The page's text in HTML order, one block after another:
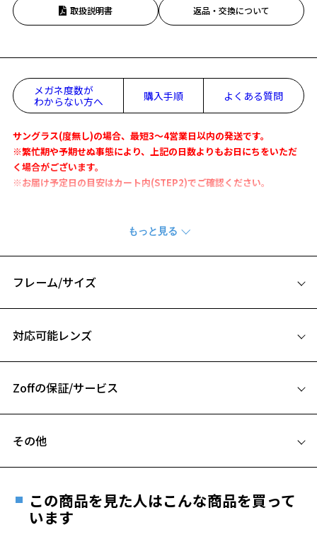
取扱説明書 返品・交換について
メガネ度数が
わからない方へ
購入手順 よくある質問
サングラス(度無し)の場合、最短3～4営業日以内の発送です。
※繁忙期や予期せぬ事態により、上記の日数よりもお日にちをいただ
く場合がございます。
※お届け予定日の目安はカート内(STEP2)でご確認ください。
レンズと同系色で揃え、どの角度から見ても隙の無いかわいさです。
※柄や色味の出方に個体差があり、画像と異なる場合がございます。
サングラスページをみる
※サングラスの度付きは追加料金がかかります。
後、レンズオプションでカラーをお選びください。
品名：サングラス
レンズ枠の材質：ニッケル合金(塗装)
紫外線透過率：0.1%以下 (紫外線カット率：99.9%以上)
レンズカラー：アンドラB / ブラウン系
使用上の注意：高温のところに置いたり、傷をつけるような金属と一
フレーム/サイズ
B ブリッジ(鼻部分)の横幅：21mm
対応可能レンズ
フレームとレンズの合計料金を知りたい方へ
Zoffの保証/サービス
安心1 フレーム１年間品質保証
その他
ご希望のお客さまは、「レンズ交換券」をお選びのうえ、
最寄りのZoff実店舗にてレンズをお買い求めください。
※サングラスやパッケージ品では「レンズ交換券」はお選び
この商品を見た人はこんな商品を買って
います